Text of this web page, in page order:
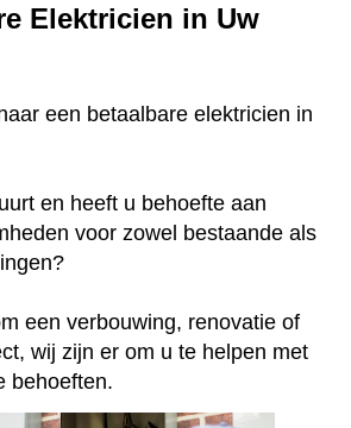
Elektricien in Uw
een betaalbare elektricien in
en heeft u behoefte aan
voor zowel bestaande als
een verbouwing, renovatie of
wij zijn er om u te helpen met
behoeften.